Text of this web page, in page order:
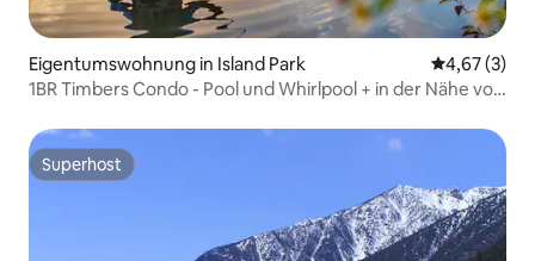
Eigentumswohnung in Island Park
4,67 (3)
1BR Timbers Condo - Pool und Whirlpool + in der Nähe von
Superhost
Superhost